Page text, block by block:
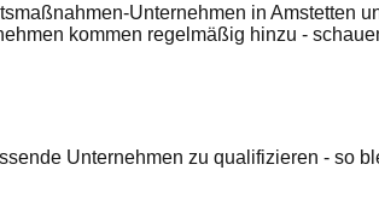
Unternehmen in Amstetten
kommen regelmäßig hinzu -
Unternehmen zu qualifizieren - so